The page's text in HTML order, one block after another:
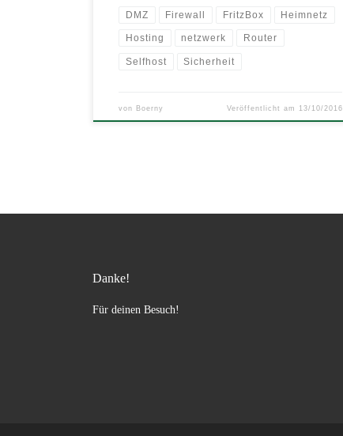
DMZ Firewall FritzBox Heimnetz
Hosting netzwerk Router
Selfhost Sicherheit
von Boerny Veröffentlicht am 13/10/2016
Danke!
Für deinen Besuch!